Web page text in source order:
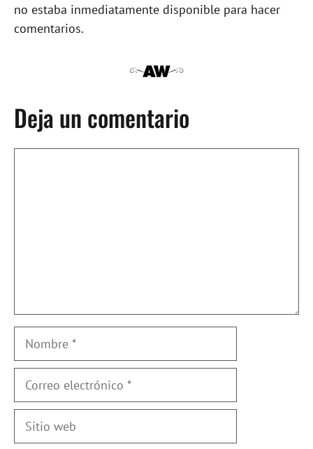
no estaba inmediatamente disponible para hacer
comentarios.
Deja un comentario
Nombre
Correo
Sitio